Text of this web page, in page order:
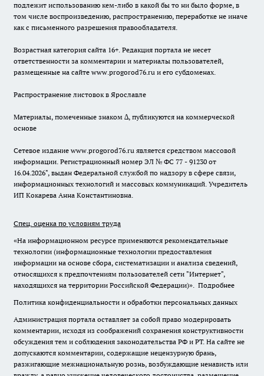
подлежит использованию кем-либо в какой бы то ни было форме, в
том числе воспроизведению, распространению, переработке не иначе
как с письменного разрешения правообладателя.
Возрастная категория сайта 16+. Редакция портала не несет
ответственности за комментарии и материалы пользователей,
размещенные на сайте www.progorod76.ru и его субдоменах.
Распространение листовок в Ярославле
Материалы, помеченные знаком ∆, публикуются на коммерческой
основе
Сетевое издание www.progorod76.ru является средством массовой
информации. Регистрационный номер ЭЛ № ФС 77 - 91230 от
16.04.2026", выдан Федеральной службой по надзору в сфере связи,
информационных технологий и массовых коммуникаций. Учредитель
ИП Кокарева Анна Константиновна.
Спец. оценка по условиям труда
«На информационном ресурсе применяются рекомендательные
технологии (информационные технологии предоставления
информации на основе сбора, систематизации и анализа сведений,
относящихся к предпочтениям пользователей сети "Интернет",
находящихся на территории Российской Федерации)». Подробнее
Политика конфиденциальности и обработки персональных данных
Администрация портала оставляет за собой право модерировать
комментарии, исходя из соображений сохранения конструктивности
обсуждения тем и соблюдения законодательства РФ и РТ. На сайте не
допускаются комментарии, содержащие нецензурную брань,
разжигающие межнациональную рознь, возбуждающие ненависть или